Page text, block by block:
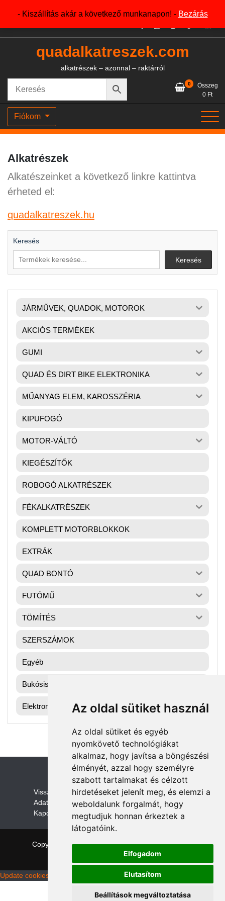
Az oldal sütiket használ
Az oldal sütiket és egyéb
nyomkövető technológiákat
alkalmaz, hogy javítsa a böngészési
élményét, azzal hogy személyre
szabott tartalmakat és célzott
hirdetéseket jelenít meg, és elemzi a
weboldalunk forgalmát, hogy
megtudjuk honnan érkeztek a
látogatóink.
Elfogadom
Elutasítom
Beállítások megváltoztatása
- Kiszállítás akár a következő munkanapon! - Bezárás
+36204327386
quadalkatreszek.com
alkatrészek – azonnal – raktárról
0
Összeg
0 Ft
Fiókom
Alkatrészek
Alkatészeinket a következő linkre kattintva
érheted el:
quadalkatreszek.hu
Keresés
Keresés
JÁRMŰVEK, QUADOK, MOTOROK
AKCIÓS TERMÉKEK
GUMI
QUAD ÉS DIRT BIKE ELEKTRONIKA
MŰANYAG ELEM, KAROSSZÉRIA
KIPUFOGÓ
MOTOR-VÁLTÓ
KIEGÉSZÍTŐK
ROBOGÓ ALKATRÉSZEK
FÉKALKATRÉSZEK
KOMPLETT MOTORBLOKKOK
EXTRÁK
QUAD BONTÓ
FUTÓMŰ
TÖMÍTÉS
SZERSZÁMOK
Egyéb
Bukósisak
Elektromos gyerek quad alkatrész
Visszaküldési és visszatérítési szabályza
Adatvédelem /GDPR
Kapcsolat
Copyright © 2026 quadalkatreszek.com | Theme:
by ThemeFarmer
Update cookies preferences